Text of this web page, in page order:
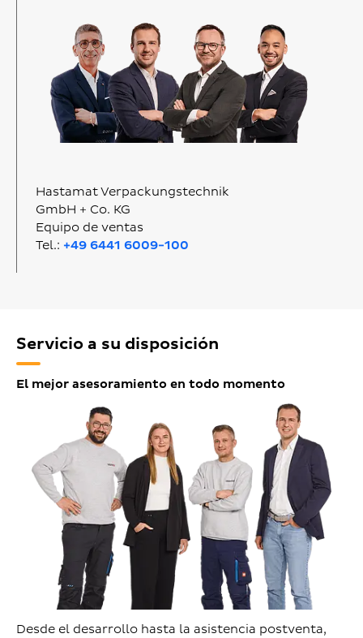
Hastamat Verpackungstechnik
GmbH + Co. KG
Equipo de ventas
Tel.: +49 6441 6009-100
Servicio a su disposición
El mejor asesoramiento en todo momento
Desde el desarrollo hasta la asistencia postventa,